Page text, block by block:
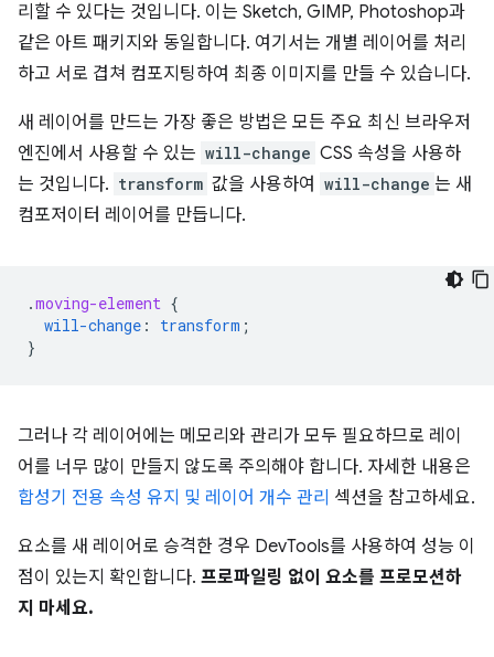
리할 수 있다는 것입니다. 이는 Sketch, GIMP, Photoshop과
같은 아트 패키지와 동일합니다. 여기서는 개별 레이어를 처리
하고 서로 겹쳐 컴포지팅하여 최종 이미지를 만들 수 있습니다.
새 레이어를 만드는 가장 좋은 방법은 모든 주요 최신 브라우저
엔진에서 사용할 수 있는 will-change CSS 속성을 사용하
는 것입니다. transform 값을 사용하여 will-change 는 새
컴포저이터 레이어를 만듭니다.
.moving-element {
will-change : transform ;
}
그러나 각 레이어에는 메모리와 관리가 모두 필요하므로 레이
어를 너무 많이 만들지 않도록 주의해야 합니다. 자세한 내용은
합성기 전용 속성 유지 및 레이어 개수 관리 섹션을 참고하세요.
요소를 새 레이어로 승격한 경우 DevTools를 사용하여 성능 이
점이 있는지 확인합니다. 프로파일링 없이 요소를 프로모션하
지 마세요.